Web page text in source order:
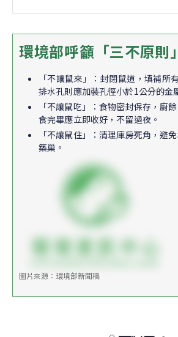
環境部呼籲「三不原則
「不讓鼠來」：封閉鼠道，填補所
排水孔則應加裝孔徑小於1公分的金
「不讓鼠吃」：食物密封保存，廚
食完畢應立即收好，不留過夜。
「不讓鼠住」：清理庫房死角，避
築巢。
圖片來源：環境部新聞稿